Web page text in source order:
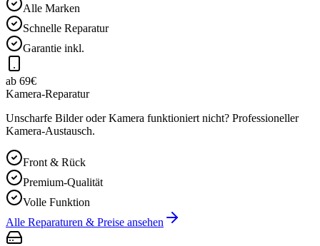
Alle Marken
Schnelle Reparatur
Garantie inkl.
ab 69€
Kamera-Reparatur
Unscharfe Bilder oder Kamera funktioniert nicht? Professioneller
Kamera-Austausch.
Front & Rück
Premium-Qualität
Volle Funktion
Alle Reparaturen & Preise ansehen